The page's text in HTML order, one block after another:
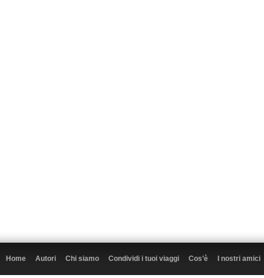
Home Autori Chi siamo Condividi i tuoi viaggi Cos’è I nostri amici